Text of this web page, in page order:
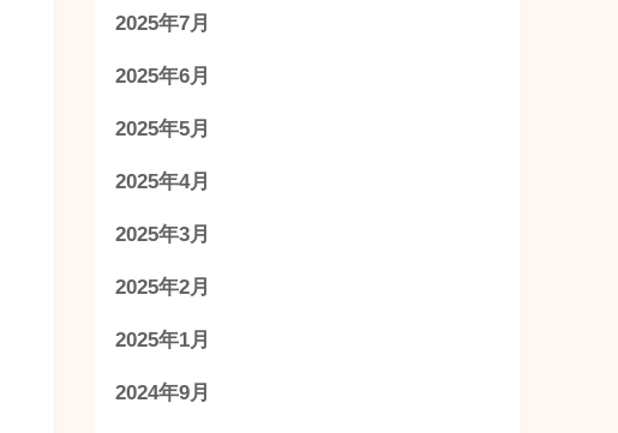
2025年7月
2025年6月
2025年5月
2025年4月
2025年3月
2025年2月
2025年1月
2024年9月